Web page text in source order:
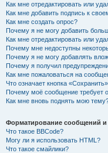
Как мне отредактировать или
Как мне добавить подпись к
Как мне создать опрос?
Почему я не могу добавить
Как мне отредактировать или
Почему мне недоступны
Почему я не могу добавлять
Почему я получил
Как мне пожаловаться на
Что означает кнопка
Почему моё сообщение требует
Как мне вновь поднять мою
Форматирование сообщений и
Что такое BBCode?
Могу ли я использовать HTML?
Что такое смайлики?